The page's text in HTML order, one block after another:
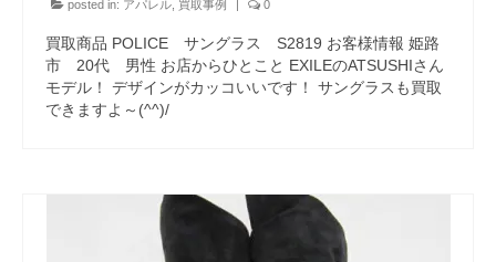
posted in: アパレル 買取事例 | 0
買取商品 POLICE サングラス S2819 お客様情報 姫路
市 20代 男性 お店からひとこと EXILEのATSUSHIさん
モデル！ デザインがカッコいいです！ サングラスも買取
できますよ～(^^)/